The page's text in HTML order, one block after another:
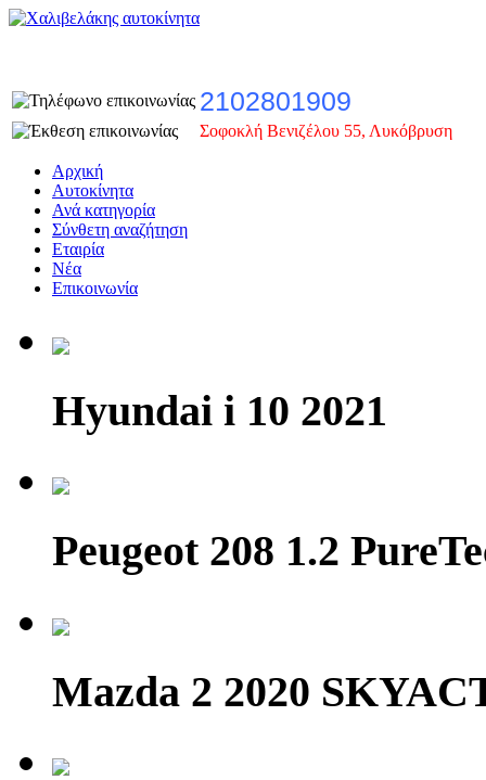
2102801909
Σοφοκλή Βενιζέλου 55, Λυκόβρυση
Αρχική
Αυτοκίνητα
Ανά κατηγορία
Σύνθετη αναζήτηση
Εταιρία
Νέα
Επικοινωνία
Hyundai i 10 2021
Peugeot 208 1.2
Mazda 2 2020